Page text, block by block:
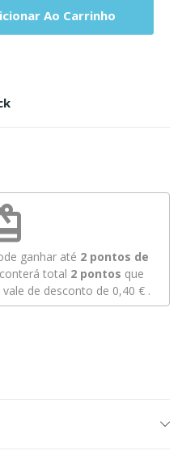
Ao Carrinho
ganhar até 2pontos de
total 2 pontos que
de desconto de 0,40 €.